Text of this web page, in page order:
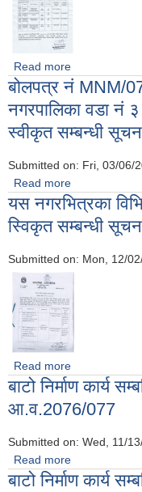
Read more
बोलपत्र नं MNM/
नगरपालिका वडा नं
स्वीकृत सम्बन्धी
Submitted on: Fri, 03/06/
Read more
नगरपालिका वडा
सूचना
यस नगरभित्रका
स्विकृत सम्बन्धी
Submitted on: Mon, 12/
Read more
सम्बन्धी सूचना!!!
बाटो निर्माण कार्य
आ.व.2076/077
Submitted on: Wed, 11/
Read more
आ.व.2076/077
बाटो निर्माण कार्य